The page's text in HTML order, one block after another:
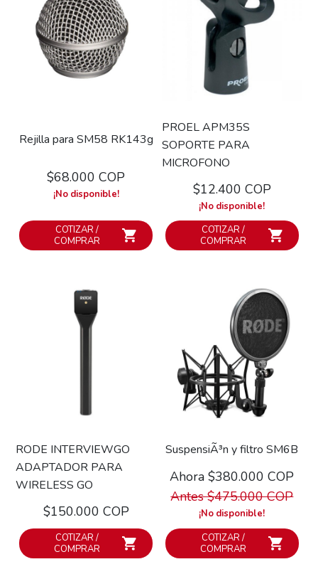
Rejilla para SM58 RK143g
$68.000 COP
¡No disponible!
COTIZAR /
COMPRAR
PROEL APM35S
SOPORTE PARA
MICROFONO
$12.400 COP
¡No disponible!
COTIZAR /
COMPRAR
RODE INTERVIEWGO
ADAPTADOR PARA
WIRELESS GO
$150.000 COP
COTIZAR /
COMPRAR
SuspensiÃ³n y filtro SM6B
Ahora $380.000 COP
Antes $475.000 COP
¡No disponible!
COTIZAR /
COMPRAR